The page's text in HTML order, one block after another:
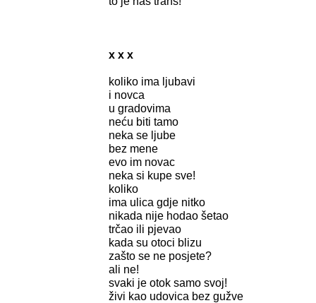
x x x
koliko ima ljubavi
i novca
u gradovima
neću biti tamo
neka se ljube
bez mene
evo im novac
neka si kupe sve!
koliko
ima ulica gdje nitko
nikada nije hodao šetao
trčao ili pjevao
kada su otoci blizu
zašto se ne posjete?
ali ne!
svaki je otok samo svoj!
živi kao udovica bez gužve